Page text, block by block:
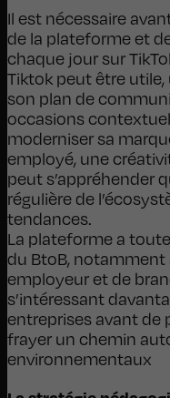
Il est nécessaire
de la plateforme et
chaque jour sur
Tiktok peut être
son plan de
occasions
moderniser sa
employé, une
peut s’appréhender
régulière de
tendances.
La plateforme a
du BtoB, notamment
employeur et de
s’intéressant
entreprises avant de
frayer un chemin
environnementaux